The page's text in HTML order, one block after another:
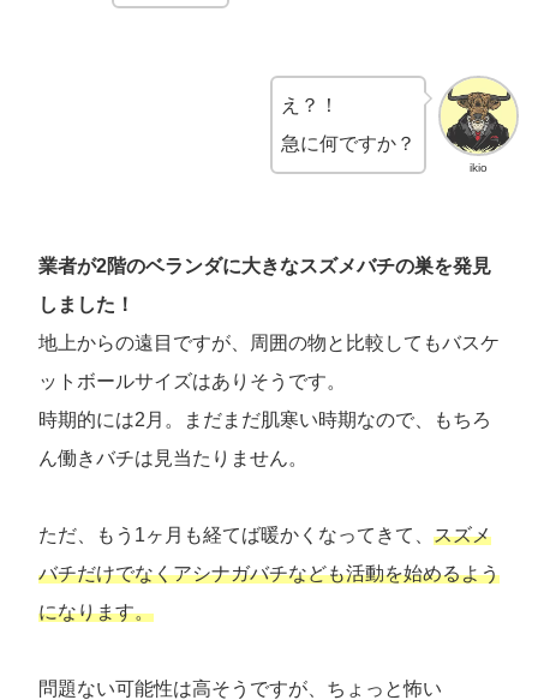
ikio
え？！
急に何ですか？
業者が2階のベランダに大きなスズメバチの巣を発見
しました！
地上からの遠目ですが、周囲の物と比較してもバスケ
ットボールサイズはありそうです。
時期的には2月。まだまだ肌寒い時期なので、もちろ
ん働きバチは見当たりません。
ただ、もう1ヶ月も経てば暖かくなってきて、 スズメ
バチだけでなくアシナガバチなども活動を始めるよう
になります。
問題ない可能性は高そうですが、ちょっと怖い